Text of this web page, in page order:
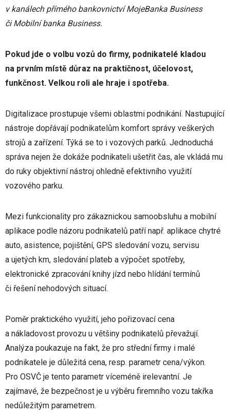
v kanálech přímého bankovnictví MojeBanka Business
či Mobilní banka Business.
Pokud jde o volbu vozů do firmy, podnikatelé kladou
na prvním místě důraz na praktičnost, účelovost,
funkčnost. Velkou roli ale hraje i spotřeba.
Digitalizace prostupuje všemi oblastmi podnikání. Nastupující
nástroje dopřávají podnikatelům komfort správy veškerých
strojů a zařízení. Týká se to i vozových parků. Jednoduchá
správa nejen že dokáže podnikateli ušetřit čas, ale vkládá mu
do ruky objektivní nástroj ohledně efektivního využití
vozového parku.
Mezi funkcionality pro zákaznickou samoobsluhu a mobilní
aplikace podle názoru podnikatelů patří např. aplikace chytré
auto, asistence, pojištění, GPS sledování vozu, servisu
a ujetých km, sledování plateb a výpočet spotřeby,
elektronické zpracování knihy jízd nebo hlídání termínů
či řešení nehodových situací.
Poměr praktického využití, jeho pořizovací cena
a nákladovost provozu u většiny podnikatelů převažují.
Analýza poukazuje na fakt, že pro střední firmy i malé
podnikatele je důležitá cena, resp. parametr cena/výkon.
Pro OSVČ je tento parametr víceméně irelevantní. Je
zajímavé, že bezpečnost je u výběru firemního vozu takřka
nedůležitým parametrem.